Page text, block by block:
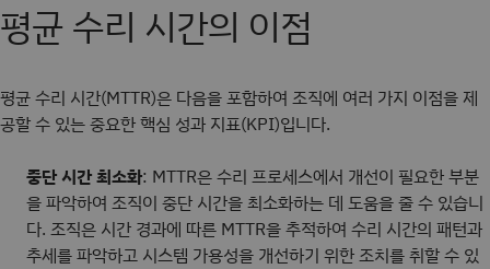
평균 수리 시간의 이점
평균 수리 시간(MTTR)은 다음을 포함하여 조직에 여러 가지 이점을 제
공할 수 있는 중요한 핵심 성과 지표(KPI)입니다.
중단 시간 최소화: MTTR은 수리 프로세스에서 개선이 필요한 부분
을 파악하여 조직이 중단 시간을 최소화하는 데 도움을 줄 수 있습니
다. 조직은 시간 경과에 따른 MTTR을 추적하여 수리 시간의 패턴과
추세를 파악하고 시스템 가용성을 개선하기 위한 조치를 취할 수 있